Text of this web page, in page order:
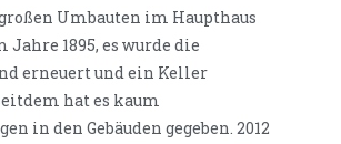
Umbauten im Haupthaus
1895, es wurde die
erneuert und ein Keller
hat es kaum
in den Gebäuden gegeben. 2012